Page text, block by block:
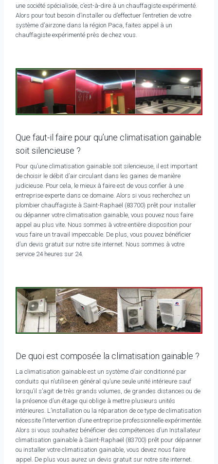
une société spécialisée, c’est-à-dire à un chauffagiste expérimenté.
Alors pour tout besoin d’installer ou d’effectuer l’entretien de votre
système d’airzone dans la région Paca, faites appel à un
chauffagiste expérimenté près de chez vous.
Que faut-il faire pour qu’une climatisation gainable
soit silencieuse ?
Pour qu’une climatisation gainable soit silencieuse, il est important
de choisir le débit d’air circulant dans les gaines de manière
judicieuse. Pour cela, le mieux à faire est de vous confier à une
entreprise experte dans ce domaine. Alors si vous recherchez un
plombier chauffagiste à Saint-Raphaël (83700) prêt pour installer
ou dépanner votre climatisation gainable, vous pouvez nous faire
appel au plus vite. Nous sommes à votre entière disposition pour
vous faire un travail impeccable. De plus, vous pouvez bénéficier
d’un devis gratuit sur notre site internet. Nous sommes à votre
service 24 heures sur 24.
De quoi est composée la climatisation gainable ?
La climatisation gainable est un système d’air conditionné par
conduits qui n’utilise en général qu’une seule unité intérieure sauf
lorsqu’il s’agit de très grands volumes, de grandes distances ou de
la présence d’un étage qui oblige à mettre plusieurs unités
intérieures. L’installation ou la réparation de ce type de climatisation
nécessite l’intervention d’une entreprise professionnelle expérimentée.
Alors si vous souhaitez bénéficier des compétences d’un Installateur
climatisation gainable à Saint-Raphaël (83700) prêt pour dépanner
ou installer votre climatisation gainable, vous devez nous faire
appel. De plus vous aurez un devis gratuit sur notre site internet.